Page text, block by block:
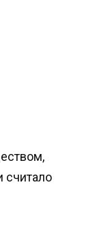
считало